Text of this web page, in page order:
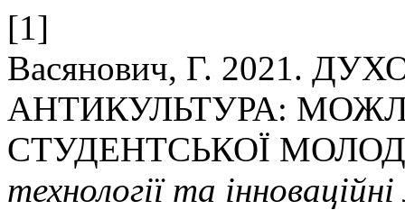
[1]
Васянович, Г. 2021.
АНТИКУЛЬТУРА:
СТУДЕНТСЬКОЇ
технології та